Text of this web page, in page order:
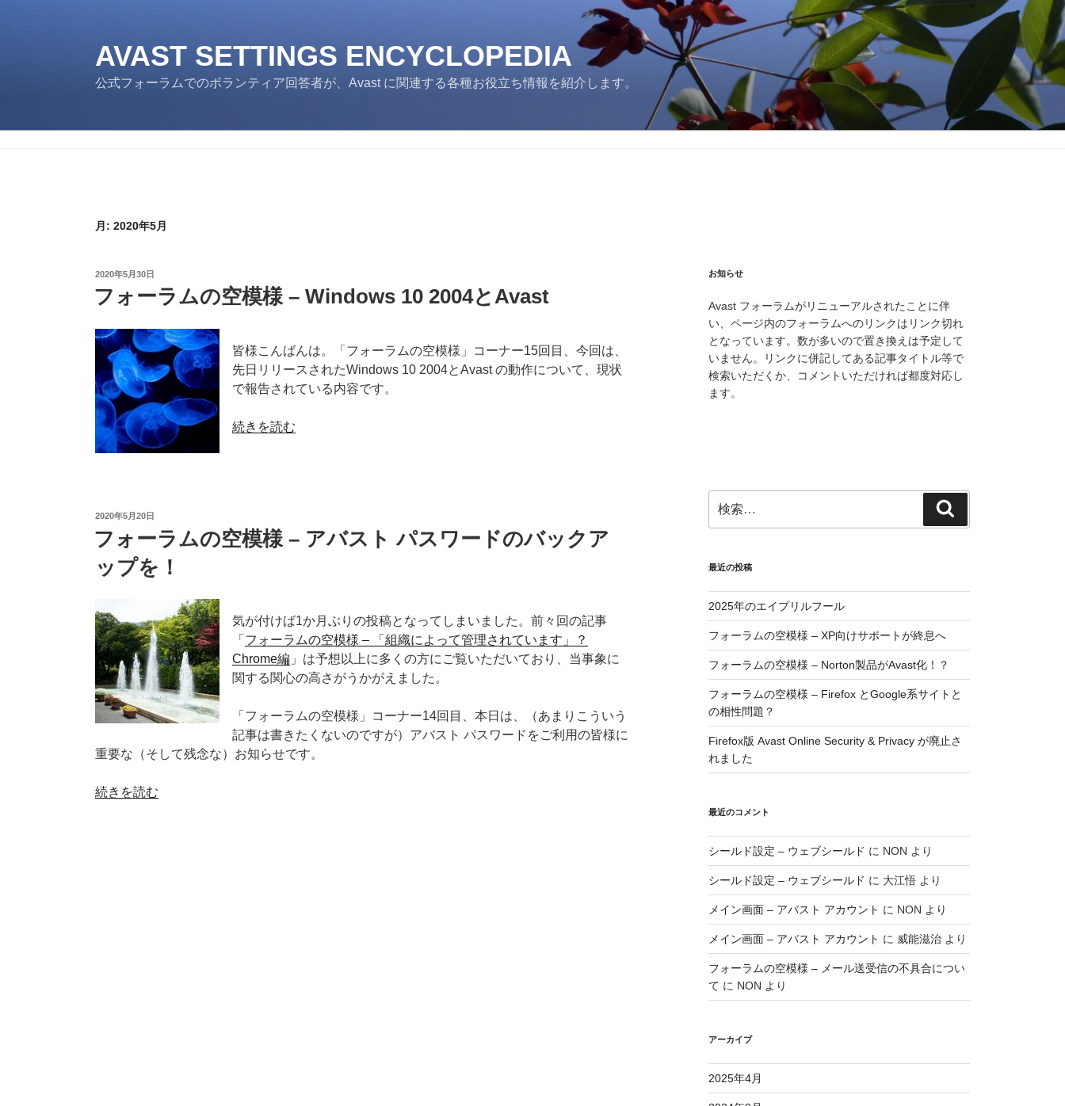
AVAST SETTINGS ENCYCLOPEDIA
公式フォーラムでのボランティア回答者が、Avast に関連する各種お役立ち情報を紹介します。
月: 2020年5月
投
日:
2020年5月30日
フォーラムの空模様 – Windows 10 2004とAvast
皆様こんばんは。「フォーラムの空模様」コーナー15回目、今回は、
先日リリースされたWindows 10 2004とAvast の動作について、現状
で報告されている内容です。
“フ
空
Windows
10
2004
と
の
続きを読む
投
日:
2020年5月20日
フォーラムの空模様 – アバスト パスワードのバックア
ップを！
気が付けば1か月ぶりの投稿となってしまいました。前々回の記事
「 フォーラムの空模様 – 「組織によって管理されています」？
Chrome編 」は予想以上に多くの方にご覧いただいており、当事象に
関する関心の高さがうかがえました。
「フォーラムの空模様」コーナー14回目、本日は、（あまりこういう
記事は書きたくないのですが）アバスト パスワードをご利用の皆様に
重要な（そして残念な）お知らせです。
“フ
続きを読む
お知らせ
Avast フォーラムがリニューアルされたことに伴
い、ページ内のフォーラムへのリンクはリンク切れ
となっています。数が多いので置き換えは予定して
いません。リンクに併記してある記事タイトル等で
検索いただくか、コメントいただければ都度対応し
ます。
索:
索
最近の投稿
2025年のエイプリルフール
フォーラムの空模様 – XP向けサポートが終息へ
フォーラムの空模様 – Norton製品がAvast化！？
フォーラムの空模様 – Firefox とGoogle系サイトと
の相性問題？
Firefox版 Avast Online Security & Privacy が廃止さ
れました
最近のコメント
シールド設定 – ウェブシールド に NON より
シールド設定 – ウェブシールド に 大江悟 より
メイン画面 – アバスト アカウント に NON より
メイン画面 – アバスト アカウント に 威能滋治 より
フォーラムの空模様 – メール送受信の不具合につい
て に NON より
アーカイブ
2025年4月